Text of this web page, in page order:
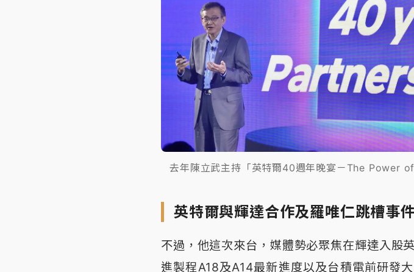
去年陳立武主持「英特爾40週年晚宴－The Power
英特爾與輝達合作及羅唯仁跳槽事
不過，他這次來台，媒體勢必聚焦在輝達入股
進製程A18及A14最新進度以及台積電前研發